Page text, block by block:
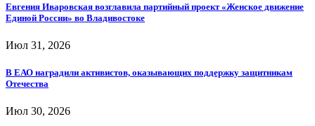
Евгения Иваровская возглавила партийный проект «Женское движение
Единой России» во Владивостоке
Июл 31, 2026
В ЕАО наградили активистов, оказывающих поддержку защитникам
Отечества
Июл 30, 2026